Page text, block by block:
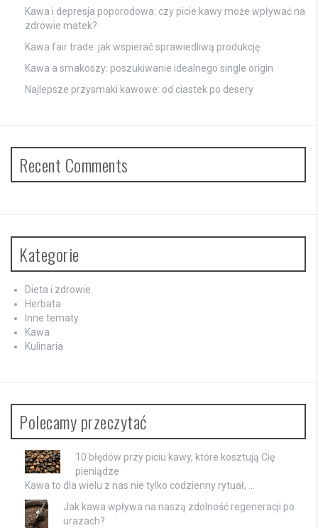
Kawa i depresja poporodowa: czy picie kawy może wpływać na
zdrowie matek?
Kawa fair trade: jak wspierać sprawiedliwą produkcję
Kawa a smakoszy: poszukiwanie idealnego single origin
Najlepsze przysmaki kawowe: od ciastek po desery
Recent Comments
Kategorie
Dieta i zdrowie
Herbata
Inne tematy
Kawa
Kulinaria
Polecamy przeczytać
10 błędów przy piciu kawy, które kosztują Cię
pieniądze
Kawa to dla wielu z nas nie tylko codzienny rytuał, …
Jak kawa wpływa na naszą zdolność regeneracji po
urazach?